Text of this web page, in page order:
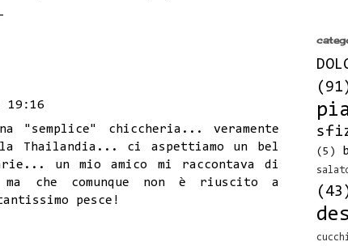
"semplice" chiccheria... veramente
Thailandia... ci aspettiamo un bel
un mio amico mi raccontava di
che comunque non è riuscito a
pesce!
(5)